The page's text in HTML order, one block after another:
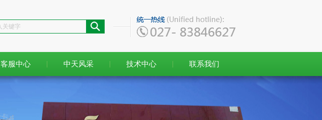
客服中心 中天风采 技术中心 联系我们